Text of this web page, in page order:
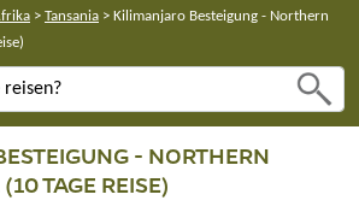
> Tansania > Kilimanjaro Besteigung - Northern
- NORTHERN
TAGE REISE)